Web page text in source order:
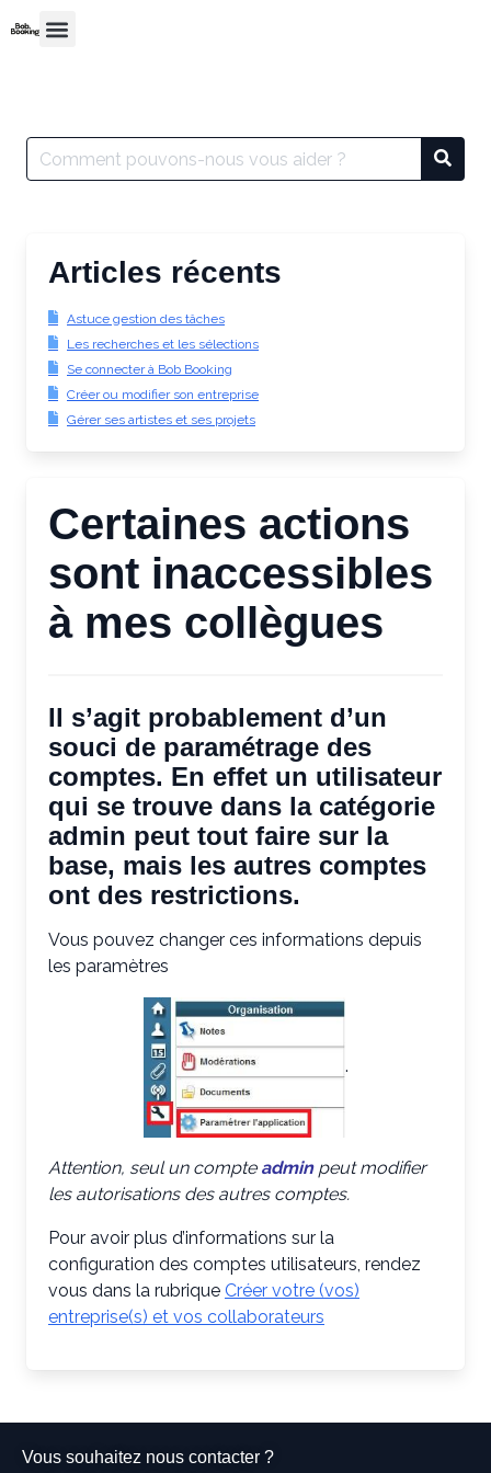
Articles récents
Astuce gestion des tâches
Les recherches et les sélections
Se connecter à Bob Booking
Créer ou modifier son entreprise
Gérer ses artistes et ses projets
Certaines actions
sont inaccessibles
à mes collègues
Il s’agit probablement d’un
souci de paramétrage des
comptes. En effet un utilisateur
qui se trouve dans la catégorie
admin peut tout faire sur la
base, mais les autres comptes
ont des restrictions.
Vous pouvez changer ces informations depuis
les paramètres
.
Attention, seul un compte adminpeut modifier
les autorisations des autres comptes.
Pour avoir plus d’informations sur la
configuration des comptes utilisateurs, rendez
vous dans la rubrique Créer votre (vos)
entreprise(s) et vos collaborateurs
Vous souhaitez nous contacter ?